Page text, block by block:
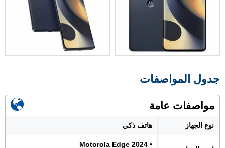
جدول المواصفات
مواصفات عامة
نوع الجهاز هاتف ذكي
• Motorola Edge 2024